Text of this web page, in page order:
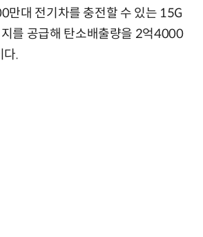
만대 전기차를 충전할 수 있는 15G
를 공급해 탄소배출량을 2억4000
다.